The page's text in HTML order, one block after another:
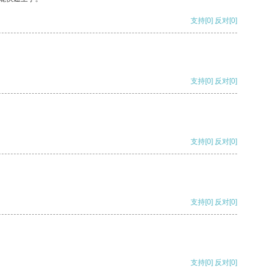
支持[0] 反对[0]
支持[0] 反对[0]
支持[0] 反对[0]
支持[0] 反对[0]
支持[0] 反对[0]